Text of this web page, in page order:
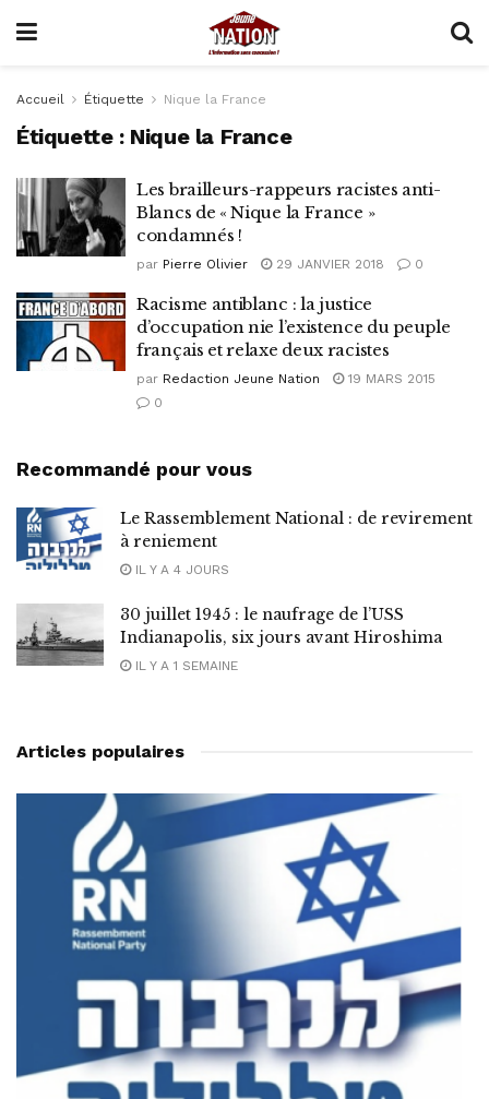
Accueil Étiquette Nique la France
Étiquette : Nique la France
Les brailleurs-rappeurs racistes anti-
Blancs de « Nique la France »
condamnés !
par Pierre Olivier 29 JANVIER 2018 0
Racisme antiblanc : la justice
d’occupation nie l’existence du peuple
français et relaxe deux racistes
par Redaction Jeune Nation
19 MARS 2015
0
Recommandé pour vous
Le Rassemblement National : de revirement
à reniement
IL Y A 4 JOURS
30 juillet 1945 : le naufrage de l’USS
Indianapolis, six jours avant Hiroshima
IL Y A 1 SEMAINE
Articles populaires